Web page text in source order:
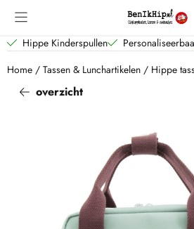
Cookievoorkeuren zijn beschikbaar.
Hippe Kinderspullen
Home / Tassen & Lunchartikelen / Hippe
overzicht